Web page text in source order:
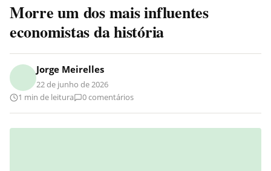
Morre um dos mais influentes
economistas da história
Jorge Meirelles
22 de junho de 2026
1 min de leitura
0 comentários